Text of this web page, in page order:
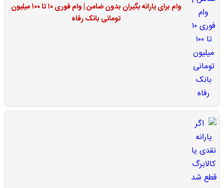
وام برای یارانه بگیران بدون ضامن | وام فوری ۱۰ تا ۱۰۰ میلیون
تومانی بانک رفاه